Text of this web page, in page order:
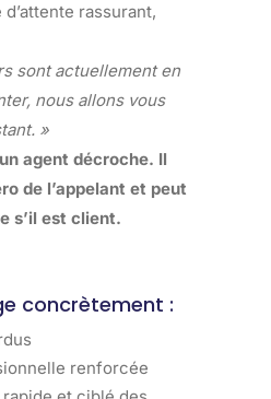
rassurant,
sont actuellement en
nous allons vous
»
agent décroche. Il
de l’appelant et peut
s’il est client.
concrètement :
renforcée